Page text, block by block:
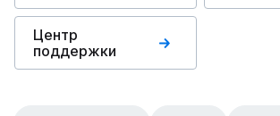
Центр
поддержки